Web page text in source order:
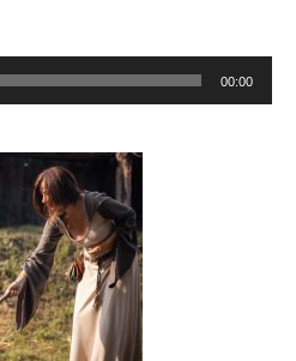
00:00